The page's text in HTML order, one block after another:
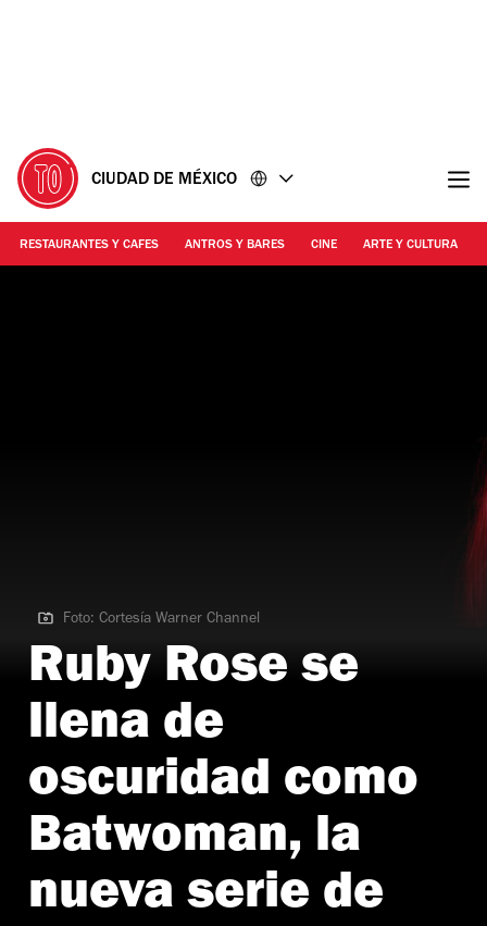
CIUDAD DE MÉXICO
RESTAURANTES Y CAFES ANTROS Y BARES CINE ARTE Y CULTURA
Foto: Cortesía Warner Channel
Foto: Cortesía Warner Channel
Ruby Rose se
llena de
oscuridad como
Batwoman, la
nueva serie de